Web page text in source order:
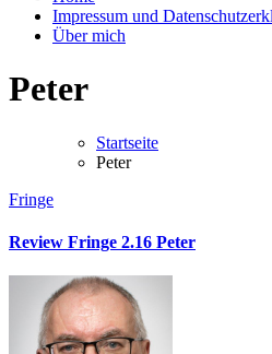
Impressum und
Über mich
Peter
Startseite
Peter
Fringe
Review Fringe 2.16 Peter